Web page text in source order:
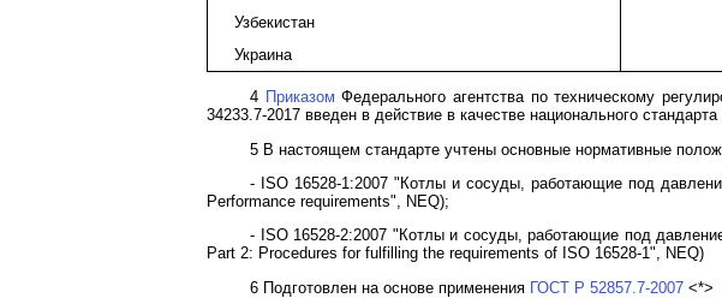
Узбекистан
Украина
4 Приказом Федерального агентства по техническому
34233.7-2017 введен в действие в качестве национального
5 В настоящем стандарте учтены основные нормативные
- ISO 16528-1:2007 "Котлы и сосуды, работающие под
Performance requirements", NEQ);
- ISO 16528-2:2007 "Котлы и сосуды, работающие под
Part 2: Procedures for fulfilling the requirements of ISO 16528-1", NEQ)
6 Подготовлен на основе применения ГОСТ Р 52857.7-2007 <*>